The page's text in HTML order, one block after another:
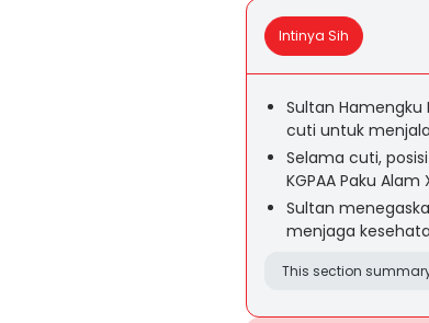
Intinya Sih
Sultan
cuti untuk
Selama cuti,
KGPAA Paku
Sultan
menjaga
This section